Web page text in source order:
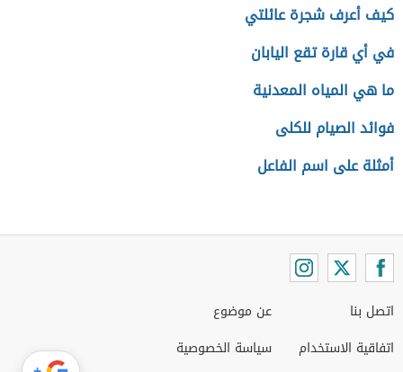
كيف أعرف شجرة عائلتي
في أي قارة تقع اليابان
ما هي المياه المعدنية
فوائد الصيام للكلى
أمثلة على اسم الفاعل
اتصل بنا
اتفاقية الاستخدام
عن موضوع
سياسة الخصوصية